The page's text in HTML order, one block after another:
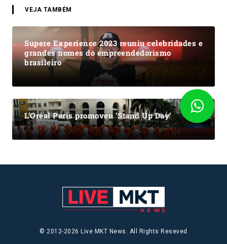
VEJA TAMBÉM
Supere Experience 2023 reuniu celebridades e
grandes nomes do empreendedorismo
brasileiro
L’Oréal Paris promoveu ‘Stand Up Day’
© 2012-2026 Live MKT News. All Rights Reseved